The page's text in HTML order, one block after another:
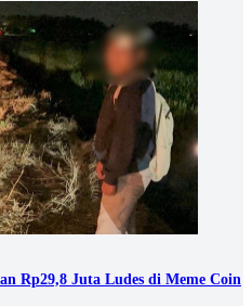
Rp29,8 Juta Ludes di Meme Coin